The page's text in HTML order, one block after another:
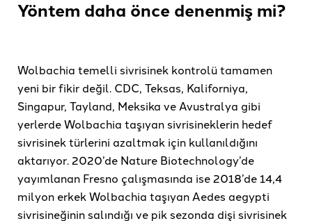
Yöntem daha önce denenmiş mi?
Wolbachia temelli sivrisinek kontrolü tamamen
yeni bir fikir değil. CDC, Teksas, Kaliforniya,
Singapur, Tayland, Meksika ve Avustralya gibi
yerlerde Wolbachia taşıyan sivrisineklerin hedef
sivrisinek türlerini azaltmak için kullanıldığını
aktarıyor. 2020’de Nature Biotechnology’de
yayımlanan Fresno çalışmasında ise 2018’de 14,4
milyon erkek Wolbachia taşıyan Aedes aegypti
sivrisineğinin salındığı ve pik sezonda dişi sivrisinek